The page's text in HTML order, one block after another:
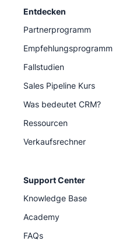
Entdecken
Partnerprogramm
Empfehlungsprogramm
Fallstudien
Sales Pipeline Kurs
Was bedeutet CRM?
Ressourcen
Verkaufsrechner
Support Center
Knowledge Base
Academy
FAQs